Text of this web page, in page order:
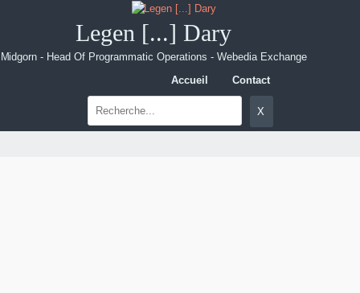
Legen [...] Dary
Midgorn - Head Of Programmatic Operations - Webedia Exchange
Accueil
Contact